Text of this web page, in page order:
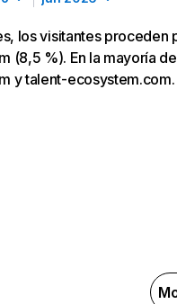
los visitantes
(8,5 %). En la mayoría
y talent-ecosystem.com.